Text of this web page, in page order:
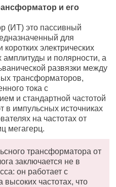
и его
(ИТ) это пассивный
для
электрических
и полярности, а
развязки между
трансформаторов,
тока с
и стандартной частотой
в импульсных источниках
на частотах от
мегагерц.
трансформатора от
заключается не в
он работает с
частотах, что